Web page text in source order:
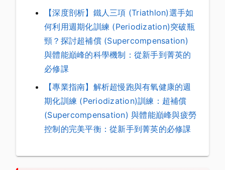
【深度剖析】鐵人三項 (Triathlon)選手如
何利用週期化訓練 (Periodization)突破瓶
頸？探討超補償 (Supercompensation)
與體能巔峰的科學機制：從新手到菁英的
必修課
【專業指南】解析超慢跑與有氧健康的週
期化訓練 (Periodization)訓練：超補償
(Supercompensation) 與體能巔峰與疲勞
控制的完美平衡：從新手到菁英的必修課